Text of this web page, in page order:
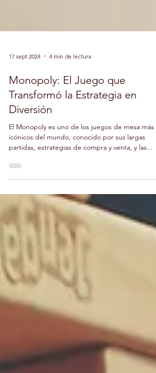
17 sept 2024 4 min de lectura
Monopoly: El Juego que
Transformó la Estrategia en
Diversión
El Monopoly es uno de los juegos de mesa más
partidas, estrategias de compra y venta, y las...